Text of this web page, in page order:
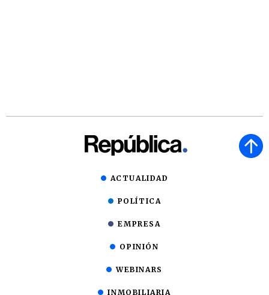
ACTUALIDAD
POLÍTICA
EMPRESA
OPINIÓN
WEBINARS
INMOBILIARIA